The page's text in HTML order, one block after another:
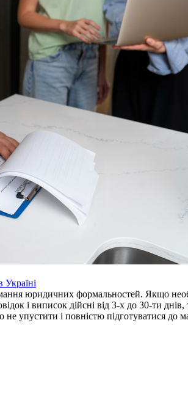
юридичних формальностей. Якщо
і виписок дійсні від 3-х до 30-ти
упустити і повністю підготуватися до